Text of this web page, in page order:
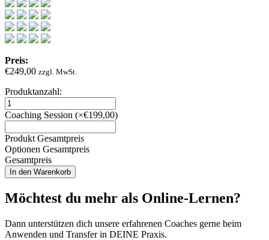
Preis:
€249,00 zzgl. MwSt.
Produktanzahl:
Überblick
Lean
Production
quantity
Coaching Session (×€199,00)
Produkt Gesamtpreis
Optionen Gesamtpreis
Gesamtpreis
In den Warenkorb
Möchtest du mehr als Online-Lernen?
Dann unterstützen dich unsere erfahrenen Coaches gerne beim
Anwenden und Transfer in DEINE Praxis.